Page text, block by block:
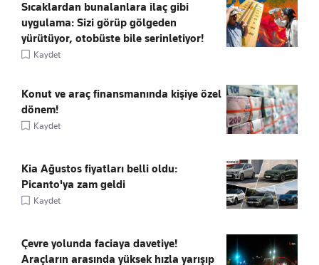
Sıcaklardan bunalanlara ilaç gibi
uygulama: Sizi görüp gölgeden
yürütüyor, otobüste bile serinletiyor!
Kaydet
Konut ve araç finansmanında kişiye özel
dönem!
Kaydet
Kia Ağustos fiyatları belli oldu:
Picanto'ya zam geldi
Kaydet
Çevre yolunda faciaya davetiye!
Araçların arasında yüksek hızla yarışıp